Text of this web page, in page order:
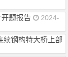
题报告
2024-
续钢构特大桥上部